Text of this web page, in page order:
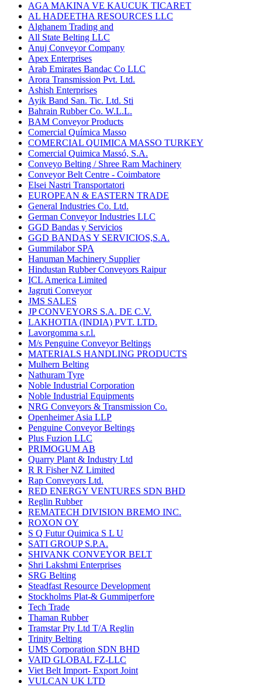
AGA MAKINA VE KAUCUK TICARET
AL HADEETHA RESOURCES LLC
Alghanem Trading and
All State Belting LLC
Anuj Conveyor Company
Apex Enterprises
Arab Emirates Bandac Co LLC
Arora Transmission Pvt. Ltd.
Ashish Enterprises
Ayik Band San. Tic. Ltd. Sti
Bahrain Rubber Co. W.L.L.
BAM Conveyor Products
Comercial Química Masso
COMERCIAL QUIMICA MASSO TURKEY
Comercial Quimica Massó, S.A.
Conveyo Belting / Shree Ram Machinery
Conveyor Belt Centre - Coimbatore
Elsei Nastri Transportatori
EUROPEAN & EASTERN TRADE
General Industries Co. Ltd.
German Conveyor Industries LLC
GGD Bandas y Servicios
GGD BANDAS Y SERVICIOS,S.A.
Gummilabor SPA
Hanuman Machinery Supplier
Hindustan Rubber Conveyors Raipur
ICL America Limited
Jagruti Conveyor
JMS SALES
JP CONVEYORS S.A. DE C.V.
LAKHOTIA (INDIA) PVT. LTD.
Lavorgomma s.r.l.
M/s Penguine Conveyor Beltings
MATERIALS HANDLING PRODUCTS
Mulhern Belting
Nathuram Tyre
Noble Industrial Corporation
Noble Industrial Equipments
NRG Conveyors & Transmission Co.
Openheimer Asia LLP
Penguine Conveyor Beltings
Plus Fuzion LLC
PRIMOGUM AB
Quarry Plant & Industry Ltd
R R Fisher NZ Limited
Rap Conveyors Ltd.
RED ENERGY VENTURES SDN BHD
Reglin Rubber
REMATECH DIVISION BREMO INC.
ROXON OY
S Q Futur Quimica S L U
SATI GROUP S.P.A.
SHIVANK CONVEYOR BELT
Shri Lakshmi Enterprises
SRG Belting
Steadfast Resource Development
Stockholms Plat-& Gummiperfore
Tech Trade
Thaman Rubber
Tramstar Pty Ltd T/A Reglin
Trinity Belting
UMS Corporation SDN BHD
VAID GLOBAL FZ-LLC
Viet Belt Import- Export Joint
VULCAN UK LTD